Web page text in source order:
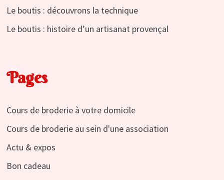
Le boutis : découvrons la technique
Le boutis : histoire d’un artisanat provençal
Pages
Cours de broderie à votre domicile
Cours de broderie au sein d'une association
Actu & expos
Bon cadeau